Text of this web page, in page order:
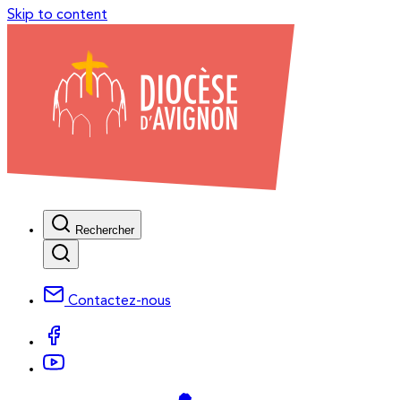
Skip to content
Rechercher
Contactez-nous